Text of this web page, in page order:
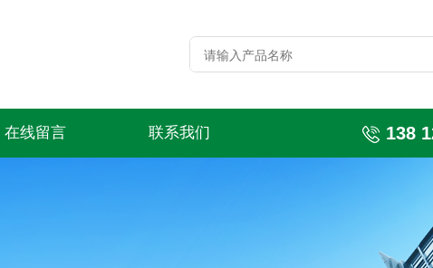
在线留言 联系我们 138